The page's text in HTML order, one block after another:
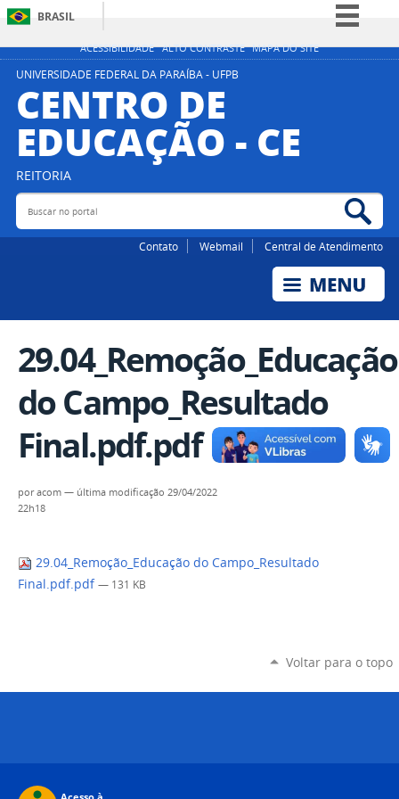
ACESSIBILIDADE ALTO CONTRASTE MAPA DO SITE
BRASIL
Simplifique!
Acesso à informação
Legislação
UNIVERSIDADE FEDERAL DA PARAÍBA - UFPB
CENTRO DE
EDUCAÇÃO - CE
REITORIA
Buscar no portal
Contato Webmail Central de Atendimento
29.04_Remoção_Educação
do Campo_Resultado
Final.pdf.pdf
poracom — última modificação 29/04/2022
22h18
29.04_Remoção_Educação do Campo_Resultado
Final.pdf.pdf — 131 KB
Voltar para o topo